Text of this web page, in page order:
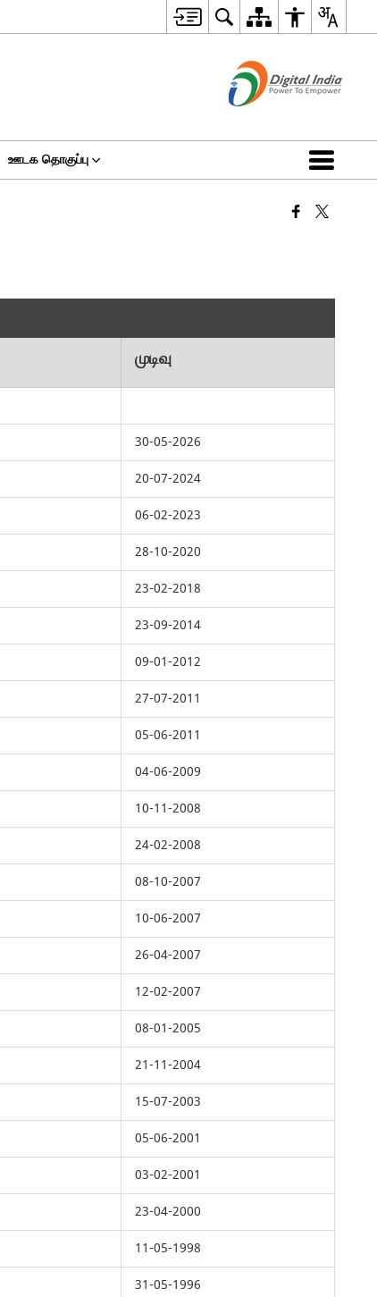
ஊடக தொகுப்பு
முடிவு
30-05-2026
20-07-2024
06-02-2023
28-10-2020
23-02-2018
23-09-2014
09-01-2012
27-07-2011
05-06-2011
04-06-2009
10-11-2008
24-02-2008
08-10-2007
10-06-2007
26-04-2007
12-02-2007
08-01-2005
21-11-2004
15-07-2003
05-06-2001
03-02-2001
23-04-2000
11-05-1998
31-05-1996